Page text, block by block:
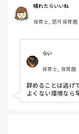
周りの職員は、勤
どです。
保護者子どもの愚痴
今で言う不適切保
仕方ないよね
もう何も言わずに
子どもの言いなり
などいう意見で…
上の先生に相談す
最後の職場にしよ
晴れたらいいね
保育士, 認可保育園
らい
保育士, 保育園
辞めることは逃げ
よくない環境なら